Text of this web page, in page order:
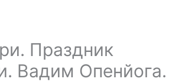
Праздник
Вадим Опенйога.